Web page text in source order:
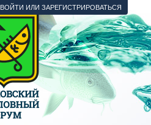
ВОЙТИ ИЛИ ЗАРЕГИСТРИРОВАТЬСЯ